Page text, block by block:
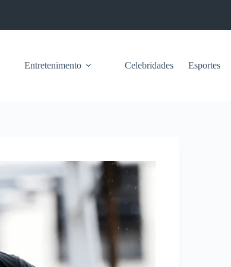
Entretenimento Celebridades Esportes